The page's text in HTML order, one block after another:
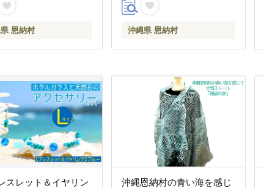
恩納村 沖縄県 恩納村
スレット＆イヤリン
沖縄恩納村の青い海を感じ